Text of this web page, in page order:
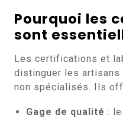
Pourquoi les
sont
Les certifications et
distinguer les
non spécialisés. Ils
Gage de qualité :